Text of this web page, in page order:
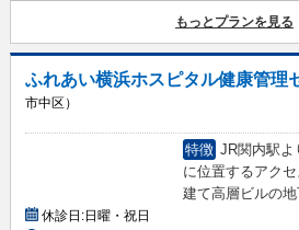
もっとプランを見る
ふれあい横浜ホスピタル健康管理
市中区）
特徴 JR関内駅よ
に位置するアク
建て高層ビルの
休診日:日曜・祝日